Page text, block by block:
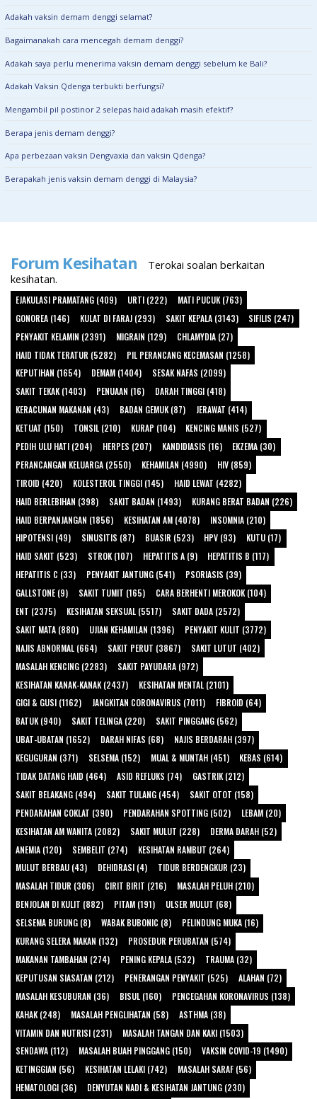
Adakah vaksin demam denggi selamat?
Bagaimanakah cara mencegah demam denggi?
Adakah saya perlu menerima vaksin demam denggi sebelum ke Bali?
Adakah Vaksin Qdenga terbukti berfungsi?
Mengambil pil postinor 2 selepas haid adakah masih efektif?
Berapa jenis demam denggi?
Apa perbezaan vaksin Dengvaxia dan vaksin Qdenga?
Berapakah jenis vaksin demam denggi di Malaysia?
Forum Kesihatan
Terokai soalan berkaitan
kesihatan.
EJAKULASI PRAMATANG (409) URTI (222)
MATI PUCUK (763)
GONOREA (146)
KULAT DI FARAJ (293) SAKIT KEPALA (3143)
SIFILIS (247)
PENYAKIT KELAMIN (2391)
MIGRAIN (129)
CHLAMYDIA (27)
HAID TIDAK TERATUR (5282)
PIL PERANCANG KECEMASAN (1258)
KEPUTIHAN (1654)
DEMAM (1404)
SESAK NAFAS (2099)
SAKIT TEKAK (1403)
PENUAAN (16)
DARAH TINGGI (418)
KERACUNAN MAKANAN (43)
BADAN GEMUK (87)
JERAWAT (414)
KETUAT (150)
TONSIL (210) KURAP (104)
KENCING MANIS (527)
PEDIH ULU HATI (204)
HERPES (207) KANDIDIASIS (16)
EKZEMA (30)
PERANCANGAN KELUARGA (2550)
KEHAMILAN (4990)
HIV (859)
TIROID (420)
KOLESTEROL TINGGI (145)
HAID LEWAT (4282)
HAID BERLEBIHAN (398)
SAKIT BADAN (1493)
KURANG BERAT BADAN (226)
HAID BERPANJANGAN (1856)
KESIHATAN AM (4078)
INSOMNIA (210)
HIPOTENSI (49)
SINUSITIS (87) BUASIR (523) HPV (93)
KUTU (17)
HAID SAKIT (523)
STROK (107) HEPATITIS A (9)
HEPATITIS B (117)
HEPATITIS C (33)
PENYAKIT JANTUNG (541)
PSORIASIS (39)
GALLSTONE (9)
SAKIT TUMIT (165)
CARA BERHENTI MEROKOK (104)
ENT (2375)
KESIHATAN SEKSUAL (5517)
SAKIT DADA (2572)
SAKIT MATA (880)
UJIAN KEHAMILAN (1396)
PENYAKIT KULIT (3772)
NAJIS ABNORMAL (664)
SAKIT PERUT (3867)
SAKIT LUTUT (402)
MASALAH KENCING (2283)
SAKIT PAYUDARA (972)
KESIHATAN KANAK-KANAK (2437)
KESIHATAN MENTAL (2101)
GIGI & GUSI (1162)
JANGKITAN CORONAVIRUS (7011)
FIBROID (64)
BATUK (940)
SAKIT TELINGA (220)
SAKIT PINGGANG (562)
UBAT-UBATAN (1652)
DARAH NIFAS (68)
NAJIS BERDARAH (397)
KEGUGURAN (371)
SELSEMA (152) MUAL & MUNTAH (451)
KEBAS (614)
TIDAK DATANG HAID (464)
ASID REFLUKS (74)
GASTRIK (212)
SAKIT BELAKANG (494)
SAKIT TULANG (454)
SAKIT OTOT (158)
PENDARAHAN COKLAT (390)
PENDARAHAN SPOTTING (502)
LEBAM (20)
KESIHATAN AM WANITA (2082)
SAKIT MULUT (228)
DERMA DARAH (52)
ANEMIA (120)
SEMBELIT (274)
KESIHATAN RAMBUT (264)
MULUT BERBAU (43)
DEHIDRASI (4)
TIDUR BERDENGKUR (23)
MASALAH TIDUR (306)
CIRIT BIRIT (216)
MASALAH PELUH (210)
BENJOLAN DI KULIT (882)
PITAM (191)
ULSER MULUT (68)
SELSEMA BURUNG (8)
WABAK BUBONIC (8)
PELINDUNG MUKA (16)
KURANG SELERA MAKAN (132)
PROSEDUR PERUBATAN (574)
MAKANAN TAMBAHAN (274)
PENING KEPALA (532)
TRAUMA (32)
KEPUTUSAN SIASATAN (212)
PENERANGAN PENYAKIT (525)
ALAHAN (72)
MASALAH KESUBURAN (36)
BISUL (160)
PENCEGAHAN KORONAVIRUS (138)
KAHAK (248)
MASALAH PENGLIHATAN (58)
ASTHMA (38)
VITAMIN DAN NUTRISI (231)
MASALAH TANGAN DAN KAKI (1503)
SENDAWA (112)
MASALAH BUAH PINGGANG (150)
VAKSIN COVID-19 (1490)
KETINGGIAN (56)
KESIHATAN LELAKI (742)
MASALAH SARAF (56)
HEMATOLOGI (36)
DENYUTAN NADI & KESIHATAN JANTUNG (230)